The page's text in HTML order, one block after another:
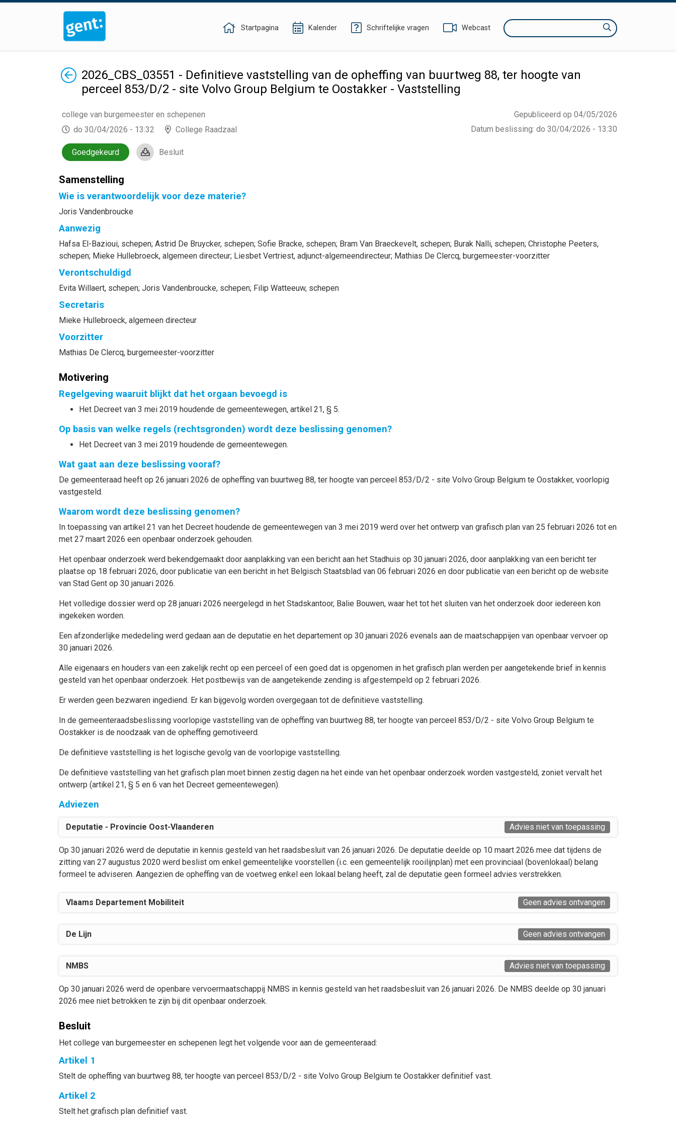
Startpagina Kalender Schriftelijke vragen Webcast Zoeken
Terug2026_CBS_03551 - Definitieve vaststelling van de opheffing van buurtweg 88, ter hoogte van
perceel 853/D/2 - site Volvo Group Belgium te Oostakker - Vaststelling
Gepubliceerd op 04/05/2026
Datum beslissing: do 30/04/2026 - 13:30
college van burgemeester en schepenen
do 30/04/2026 - 13:32
College Raadzaal
Goedgekeurd Besluit
Samenstelling
Wie is verantwoordelijk voor deze materie?
Joris Vandenbroucke
Aanwezig
Hafsa El-Bazioui, schepen; Astrid De Bruycker, schepen; Sofie Bracke, schepen; Bram Van Braeckevelt, schepen; Burak Nalli, schepen; Christophe Peeters,
schepen; Mieke Hullebroeck, algemeen directeur; Liesbet Vertriest, adjunct-algemeendirecteur; Mathias De Clercq, burgemeester-voorzitter
Verontschuldigd
Evita Willaert, schepen; Joris Vandenbroucke, schepen; Filip Watteeuw, schepen
Secretaris
Mieke Hullebroeck, algemeen directeur
Voorzitter
Mathias De Clercq, burgemeester-voorzitter
Motivering
Regelgeving waaruit blijkt dat het orgaan bevoegd is
Het Decreet van 3 mei 2019 houdende de gemeentewegen, artikel 21, § 5.
Op basis van welke regels (rechtsgronden) wordt deze beslissing genomen?
Het Decreet van 3 mei 2019 houdende de gemeentewegen.
Wat gaat aan deze beslissing vooraf?
De gemeenteraad heeft op 26 januari 2026 de opheffing van buurtweg 88, ter hoogte van perceel 853/D/2 - site Volvo Group Belgium te Oostakker, voorlopig
vastgesteld.
Waarom wordt deze beslissing genomen?
In toepassing van artikel 21 van het Decreet houdende de gemeentewegen van 3 mei 2019 werd over het ontwerp van grafisch plan van 25 februari 2026 tot en
met 27 maart 2026 een openbaar onderzoek gehouden.
Het openbaar onderzoek werd bekendgemaakt door aanplakking van een bericht aan het Stadhuis op 30 januari 2026, door aanplakking van een bericht ter
plaatse op 18 februari 2026, door publicatie van een bericht in het Belgisch Staatsblad van 06 februari 2026 en door publicatie van een bericht op de website
van Stad Gent op 30 januari 2026.
Het volledige dossier werd op 28 januari 2026 neergelegd in het Stadskantoor, Balie Bouwen, waar het tot het sluiten van het onderzoek door iedereen kon
ingekeken worden.
Een afzonderlijke mededeling werd gedaan aan de deputatie en het departement op 30 januari 2026 evenals aan de maatschappijen van openbaar vervoer op
30 januari 2026.
Alle eigenaars en houders van een zakelijk recht op een perceel of een goed dat is opgenomen in het grafisch plan werden per aangetekende brief in kennis
gesteld van het openbaar onderzoek. Het postbewijs van de aangetekende zending is afgestempeld op 2 februari 2026.
Er werden geen bezwaren ingediend. Er kan bijgevolg worden overgegaan tot de definitieve vaststelling.
In de gemeenteraadsbeslissing voorlopige vaststelling van de opheffing van buurtweg 88, ter hoogte van perceel 853/D/2 - site Volvo Group Belgium te
Oostakker is de noodzaak van de opheffing gemotiveerd.
De definitieve vaststelling is het logische gevolg van de voorlopige vaststelling.
De definitieve vaststelling van het grafisch plan moet binnen zestig dagen na het einde van het openbaar onderzoek worden vastgesteld, zoniet vervalt het
ontwerp (artikel 21, § 5 en 6 van het Decreet gemeentewegen).
Adviezen
Deputatie - Provincie Oost-Vlaanderen Advies niet van toepassing
Op 30 januari 2026 werd de deputatie in kennis gesteld van het raadsbesluit van 26 januari 2026. De deputatie deelde op 10 maart 2026 mee dat tijdens de
zitting van 27 augustus 2020 werd beslist om enkel gemeentelijke voorstellen (i.c. een gemeentelijk rooilijnplan) met een provinciaal (bovenlokaal) belang
formeel te adviseren. Aangezien de opheffing van de voetweg enkel een lokaal belang heeft, zal de deputatie geen formeel advies verstrekken.
Vlaams Departement Mobiliteit Geen advies ontvangen
De Lijn Geen advies ontvangen
NMBS Advies niet van toepassing
Op 30 januari 2026 werd de openbare vervoermaatschappij NMBS in kennis gesteld van het raadsbesluit van 26 januari 2026. De NMBS deelde op 30 januari
2026 mee niet betrokken te zijn bij dit openbaar onderzoek.
Besluit
Het college van burgemeester en schepenen legt het volgende voor aan de gemeenteraad:
Artikel 1
Stelt de opheffing van buurtweg 88, ter hoogte van perceel 853/D/2 - site Volvo Group Belgium te Oostakker definitief vast.
Artikel 2
Stelt het grafisch plan definitief vast.